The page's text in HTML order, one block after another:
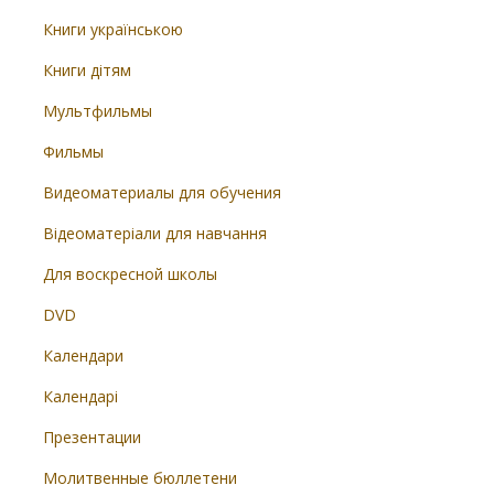
Книги українською
Книги дітям
Мультфильмы
Фильмы
Видеоматериалы для обучения
Відеоматеріали для навчання
Для воскресной школы
DVD
Календари
Календарі
Презентации
Молитвенные бюллетени